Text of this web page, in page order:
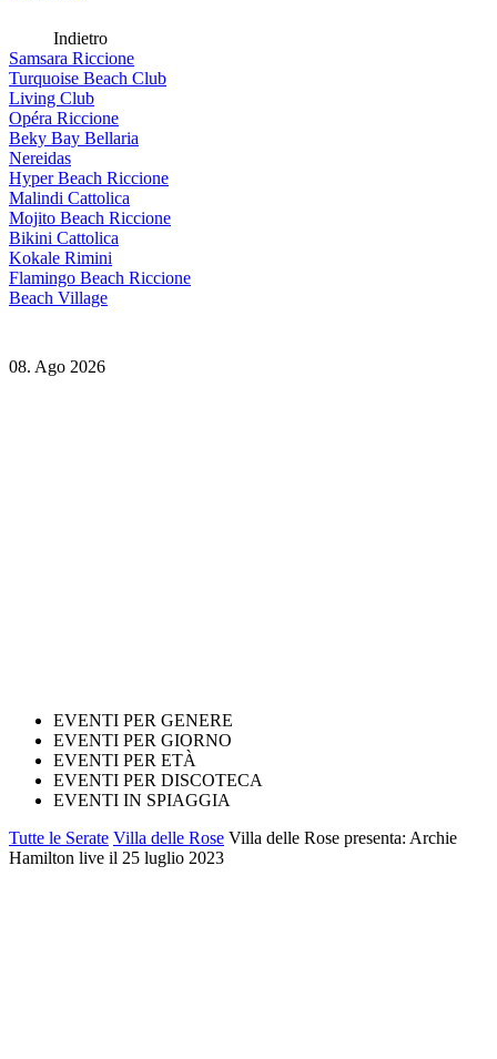
Indietro
Samsara Riccione
Turquoise Beach Club
Living Club
Opéra Riccione
Beky Bay Bellaria
Nereidas
Hyper Beach Riccione
Malindi Cattolica
Mojito Beach Riccione
Bikini Cattolica
Kokale Rimini
Flamingo Beach Riccione
Beach Village
08. Ago 2026
EVENTI PER GENERE
EVENTI PER GIORNO
EVENTI PER ETÀ
EVENTI PER DISCOTECA
EVENTI IN SPIAGGIA
Tutte le Serate Villa delle Rose Villa delle Rose presenta: Archie
Hamilton live il 25 luglio 2023